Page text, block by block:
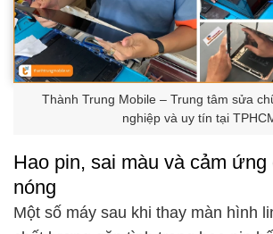
Thành Trung Mobile – Trung tâm sửa
nghiệp và uy tín tại
Hao pin, sai màu và cảm
nóng
Một số máy sau khi thay màn hình